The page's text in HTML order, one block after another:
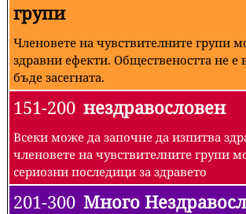
групи
Членовете на чувствителните групи
здравни ефекти. Обществеността не е
бъде засегната.
151-200 нездравословен
Всеки може да започне да изпитва
членовете на чувствителните групи
сериозни последици за здравето
201-300 Много